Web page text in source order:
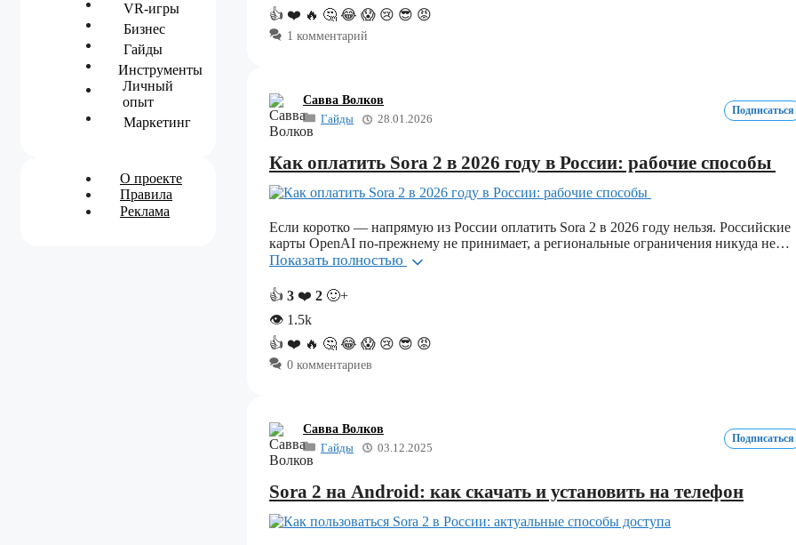
👍 ❤️ 🔥 🤔 😂 😱 😢 😎 😡
1 комментарий
Савва Волков
Гайды
28.01.2026
Подписаться
Как оплатить Sora 2 в 2026 году в России: рабочие способы
Если коротко — напрямую из России оплатить Sora 2 в 2026 году нельзя. Российские
карты OpenAI по-прежнему не принимает, а региональные ограничения никуда не…
Показать полностью
👍 3 ❤️ 2 🙂+
👁 1.5k
👍 ❤️ 🔥 🤔 😂 😱 😢 😎 😡
0 комментариев
Савва Волков
Гайды
03.12.2025
Подписаться
Sora 2 на Android: как скачать и установить на телефон
VR-игры
Бизнес
Гайды
Инструменты
Личный
опыт
Маркетинг
О проекте
Правила
Реклама